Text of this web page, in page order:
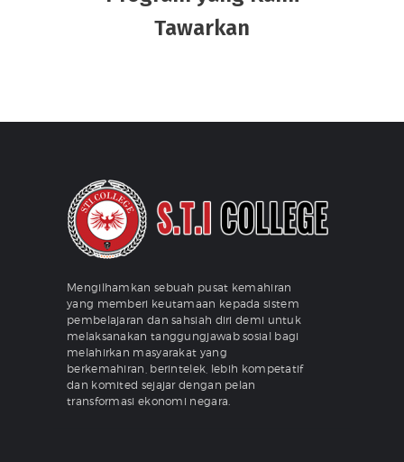
Tawarkan
Mengilhamkan sebuah pusat kemahiran
yang memberi keutamaan kepada sistem
pembelajaran dan sahsiah diri demi untuk
melaksanakan tanggungjawab sosial bagi
melahirkan masyarakat yang
berkemahiran, berintelek, lebih kompetatif
dan komited sejajar dengan pelan
transformasi ekonomi negara.